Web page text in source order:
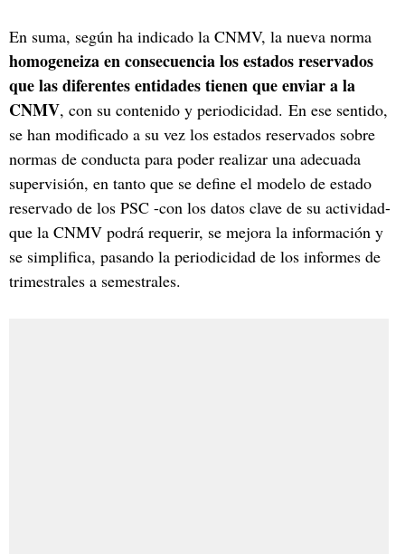
En suma, según ha indicado la CNMV, la nueva norma
homogeneiza en consecuencia los estados reservados
que las diferentes entidades tienen que enviar a la
CNMV, con su contenido y periodicidad. En ese sentido,
se han modificado a su vez los estados reservados sobre
normas de conducta para poder realizar una adecuada
supervisión, en tanto que se define el modelo de estado
reservado de los PSC -con los datos clave de su actividad-
que la CNMV podrá requerir, se mejora la información y
se simplifica, pasando la periodicidad de los informes de
trimestrales a semestrales.